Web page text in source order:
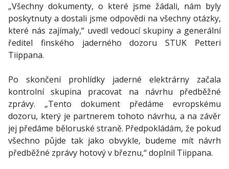
„Všechny dokumenty, o které jsme žádali, nám byly
poskytnuty a dostali jsme odpovědi na všechny otázky,
které nás zajímaly,“ uvedl vedoucí skupiny a generální
ředitel finského jaderného dozoru STUK Petteri
Tiippana.
Po skončení prohlídky jaderné elektrárny začala
kontrolní skupina pracovat na návrhu předběžné
zprávy. „Tento dokument předáme evropskému
dozoru, který je partnerem tohoto návrhu, a na závěr
jej předáme běloruské straně. Předpokládám, že pokud
všechno půjde tak jako obvykle, budeme mít návrh
předběžné zprávy hotový v březnu,“ doplnil Tiippana.